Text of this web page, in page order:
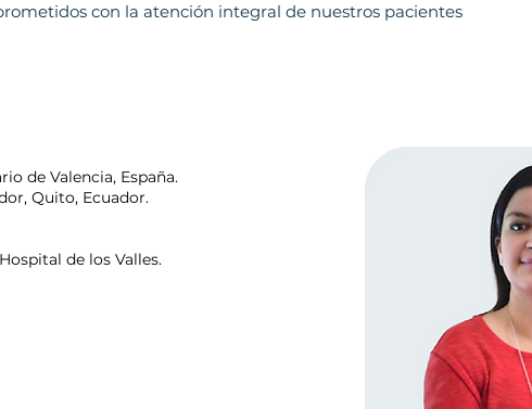
con la atención integral de nuestros pacientes
de Valencia, España.
Quito, Ecuador.
de los Valles.